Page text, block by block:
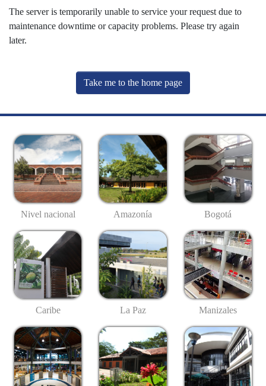
The server is temporarily unable to service your request due to
maintenance downtime or capacity problems. Please try again
later.
Take me to the home page
Nivel nacional Amazonía Bogotá
Caribe La Paz Manizales